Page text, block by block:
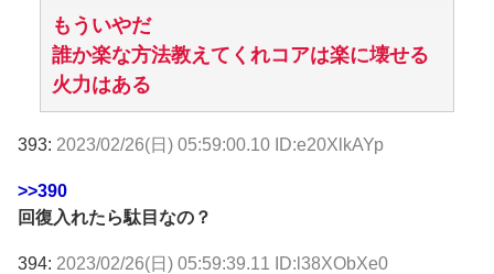
もういやだ
誰か楽な方法教えてくれコアは楽に壊せる
火力はある
393: 2023/02/26(日) 05:59:00.10 ID:e20XlkAYp
>>390
回復入れたら駄目なの？
394: 2023/02/26(日) 05:59:39.11 ID:l38XObXe0